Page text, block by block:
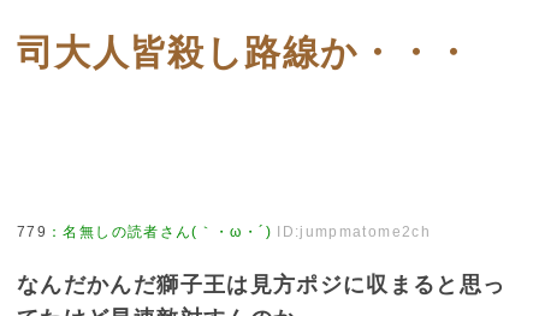
司大人皆殺し路線か・・・
779 ：名無しの読者さん(｀・ω・´) ID:jumpmatome2ch
なんだかんだ獅子王は見方ポジに収まると思っ